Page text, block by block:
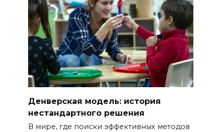
Денверская модель: история
нестандартного решения
В мире, где поиски эффективных методов